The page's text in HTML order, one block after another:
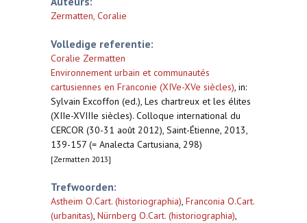
Zermatten, Coralie
Volledige referentie:
Coralie Zermatten
Environnement urbain et communautés
cartusiennes en Franconie (XIVe-XVe siècles), in:
Sylvain Excoffon (ed.), Les chartreux et les élites
(XIIe-XVIIIe siècles). Colloque international du
CERCOR (30-31 août 2012), Saint-Étienne, 2013,
139-157 (= Analecta Cartusiana, 298)
[Zermatten 2013]
Trefwoorden:
Astheim O.Cart. (historiographia), Franconia O.Cart.
(urbanitas), Nürnberg O.Cart. (historiographia),